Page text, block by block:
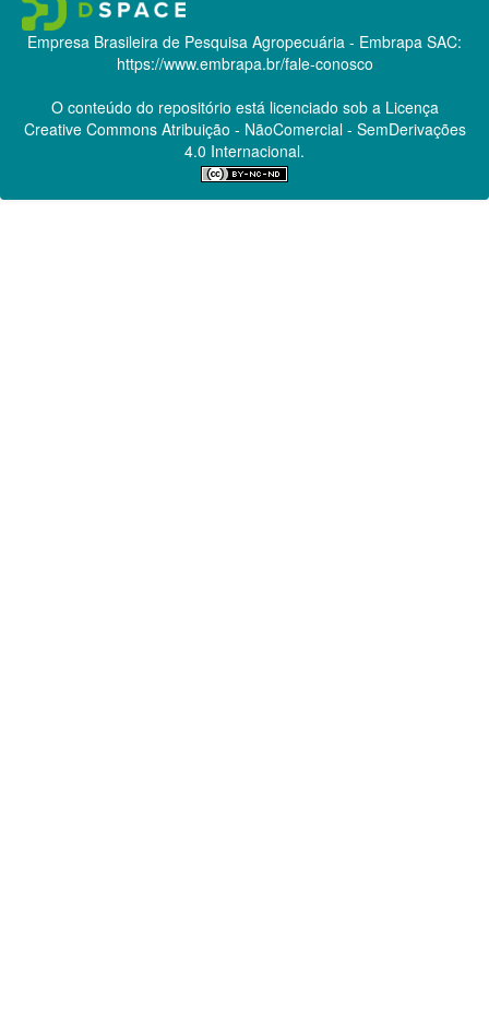
Empresa Brasileira de Pesquisa Agropecuária - Embrapa SAC:
https://www.embrapa.br/fale-conosco
O conteúdo do repositório está licenciado sob a Licença
Creative CommonsAtribuição - NãoComercial - SemDerivações
4.0 Internacional.